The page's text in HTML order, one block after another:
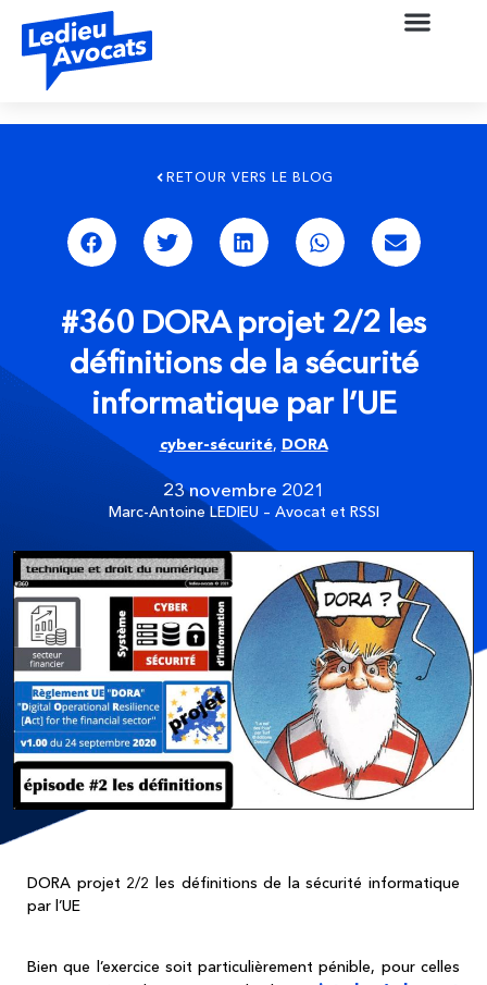
RETOUR VERS LE BLOG
#360 DORA projet 2/2 les
définitions de la sécurité
informatique par l’UE
23 novembre 2021
Marc-Antoine LEDIEU – Avocat et RSSI
cyber-sécurité, DORA
DORA projet 2/2 les définitions de la sécurité informatique
par l’UE
Bien que l’exercice soit particulièrement pénible, pour celles